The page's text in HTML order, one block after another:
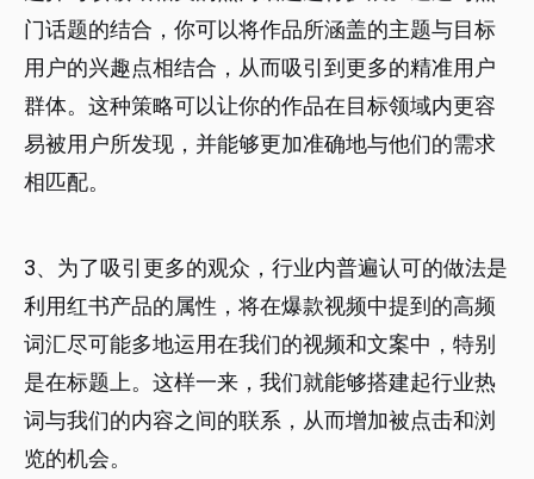
门话题的结合，你可以将作品所涵盖的主题与目标
用户的兴趣点相结合，从而吸引到更多的精准用户
群体。这种策略可以让你的作品在目标领域内更容
易被用户所发现，并能够更加准确地与他们的需求
相匹配。
3、为了吸引更多的观众，行业内普遍认可的做法是
利用红书产品的属性，将在爆款视频中提到的高频
词汇尽可能多地运用在我们的视频和文案中，特别
是在标题上。这样一来，我们就能够搭建起行业热
词与我们的内容之间的联系，从而增加被点击和浏
览的机会。